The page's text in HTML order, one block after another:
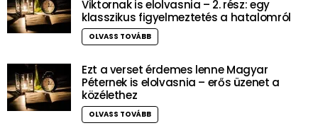
Viktornak is elolvasnia – 2. rész: egy
klasszikus figyelmeztetés a hatalomról
OLVASS TOVÁBB
Ezt a verset érdemes lenne Magyar
Péternek is elolvasnia – erős üzenet a
közélethez
OLVASS TOVÁBB